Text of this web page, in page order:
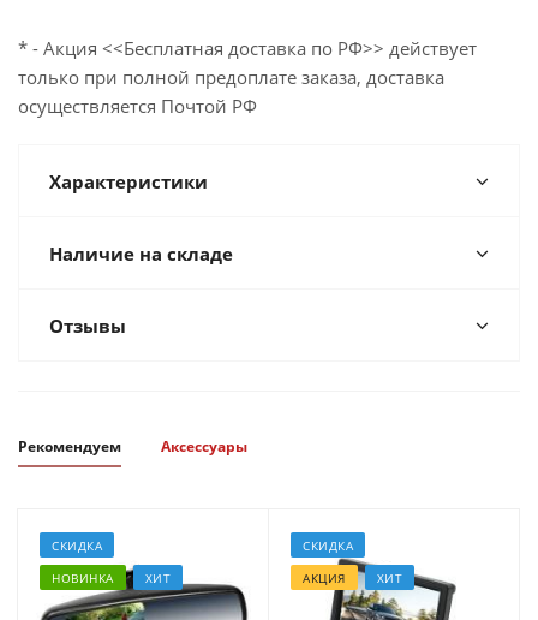
* - Акция <<Бесплатная доставка по РФ>> действует
только при полной предоплате заказа, доставка
осуществляется Почтой РФ
Характеристики
Наличие на складе
Отзывы
Рекомендуем Аксессуары
СКИДКА
НОВИНКА
ХИТ
СКИДКА
АКЦИЯ
ХИТ